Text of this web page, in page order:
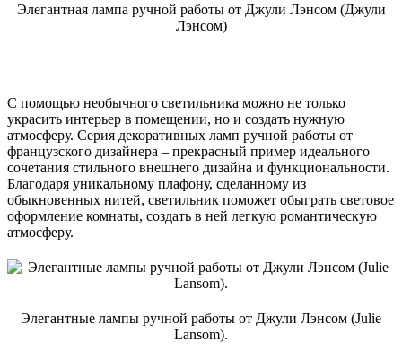
Элегантная лампа ручной работы от Джули Лэнсом (Джули
Лэнсом)
С помощью необычного светильника можно не только
украсить интерьер в помещении, но и создать нужную
атмосферу. Серия декоративных ламп ручной работы от
французского дизайнера – прекрасный пример идеального
сочетания стильного внешнего дизайна и функциональности.
Благодаря уникальному плафону, сделанному из
обыкновенных нитей, светильник поможет обыграть световое
оформление комнаты, создать в ней легкую романтическую
атмосферу.
Элегантные лампы ручной работы от Джули Лэнсом (Julie
Lansom).